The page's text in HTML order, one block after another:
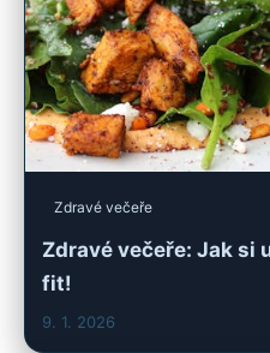
Zdravé večeře
Zdravé večeře: Jak si
fit!
9. 1. 2026